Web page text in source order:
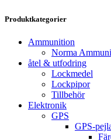
Produktkategorier
Ammunition
Norma
åtel & utfodring
Lockmedel
Lockpipor
Tillbehör
Elektronik
GPS
GPS-